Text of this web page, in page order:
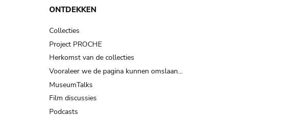
ONTDEKKEN
Collecties
Project PROCHE
Herkomst van de collecties
Vooraleer we de pagina kunnen omslaan…
MuseumTalks
Film discussies
Podcasts